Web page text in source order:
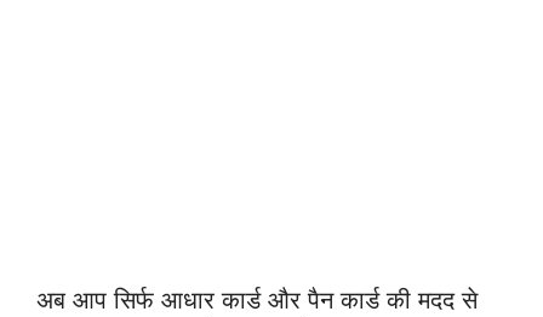
अब आप सिर्फ आधार कार्ड और पैन कार्ड की मदद से